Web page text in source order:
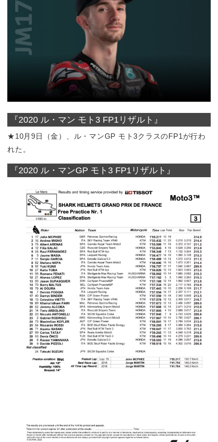
『2020 ル・マン モト3 FP1リザルト』
★10月9日（金）、ル・マンGP モト3クラスのFP1が行わ
れた。
『2020 ル・マンGP モト3 FP1リザルト』